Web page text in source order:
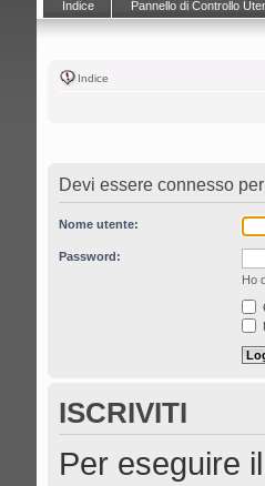
Indice Pannello di Controllo
Indice
Devi essere connesso
Nome utente:
Password:
Ho
ISCRIVITI
Per eseguire